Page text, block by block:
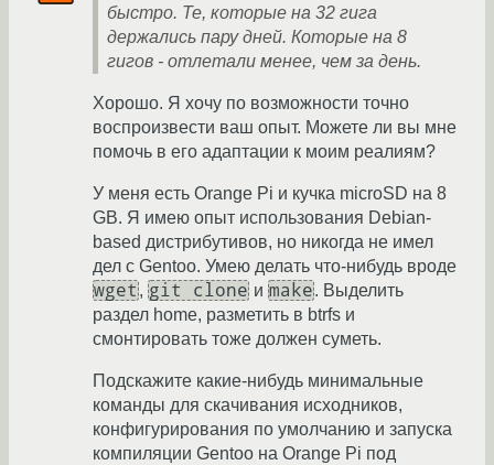
быстро. Те, которые на 32 гига
держались пару дней. Которые на 8
гигов - отлетали менее, чем за день.
Хорошо. Я хочу по возможности точно
воспроизвести ваш опыт. Можете ли вы мне
помочь в его адаптации к моим реалиям?
У меня есть Orange Pi и кучка microSD на 8
GB. Я имею опыт использования Debian-
based дистрибутивов, но никогда не имел
дел с Gentoo. Умею делать что-нибудь вроде
wget , git clone и make. Выделить
раздел home, разметить в btrfs и
смонтировать тоже должен суметь.
Подскажите какие-нибудь минимальные
команды для скачивания исходников,
конфигурирования по умолчанию и запуска
компиляции Gentoo на Orange Pi под